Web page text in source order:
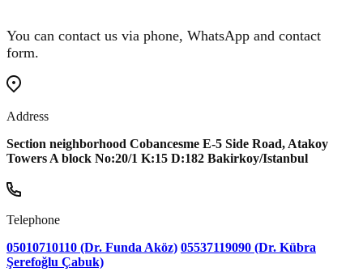
You can contact us via phone, WhatsApp and contact
form.
Address
Section neighborhood Cobancesme E-5 Side Road, Atakoy
Towers A block No:20/1 K:15 D:182 Bakirkoy/Istanbul
Telephone
05010710110 (Dr. Funda Aköz) 05537119090 (Dr. Kübra
Şerefoğlu Çabuk)